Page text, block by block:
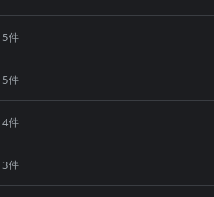
5件
5件
4件
3件